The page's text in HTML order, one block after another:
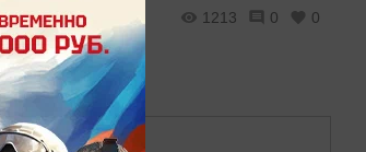
1213 0 0